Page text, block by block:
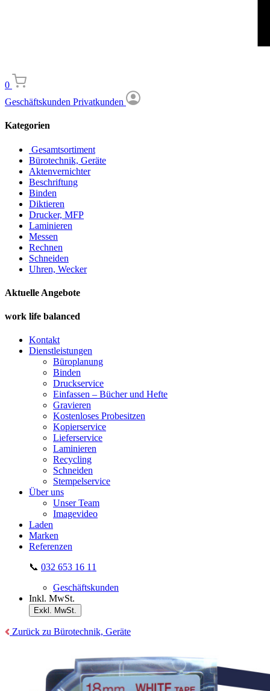
0
Geschäftskunden Privatkunden
Kategorien
Gesamtsortiment
Bürotechnik, Geräte
Aktenvernichter
Beschriftung
Binden
Diktieren
Drucker, MFP
Laminieren
Messen
Rechnen
Schneiden
Uhren, Wecker
Aktuelle Angebote
work life balanced
Kontakt
Dienstleistungen
Büroplanung
Binden
Druckservice
Einfassen – Bücher und Hefte
Gravieren
Kostenloses Probesitzen
Kopierservice
Lieferservice
Laminieren
Recycling
Schneiden
Stempelservice
Über uns
Unser Team
Imagevideo
Laden
Marken
Referenzen
📞 032 653 16 11
Geschäftskunden
Inkl. MwSt.
Exkl. MwSt.
Zurück zu Bürotechnik, Geräte